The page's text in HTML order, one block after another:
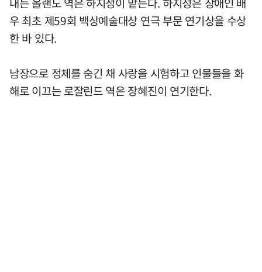
우 최초 제59회 백상예술대상 연극 부문 연기상을 수상
한 바 있다.
남장으로 정체를 숨긴 채 사랑을 시험하고 인물들을 화
해로 이끄는 로잘린드 역은 장혜진이 연기한다.